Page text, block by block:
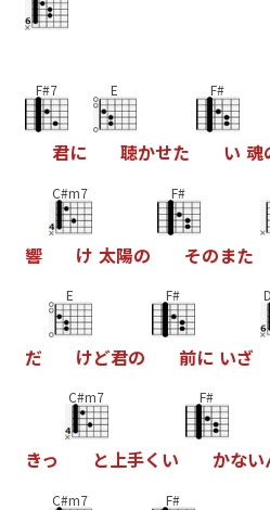
F#7
君に
E
聴かせた
F#
い 魂
響
C#m7
け 太陽の
F#
そのまた
だ
E
けど君の
F#
前に いざ
きっ
C#m7
と上手く い
F#
かない
C#m7 F#